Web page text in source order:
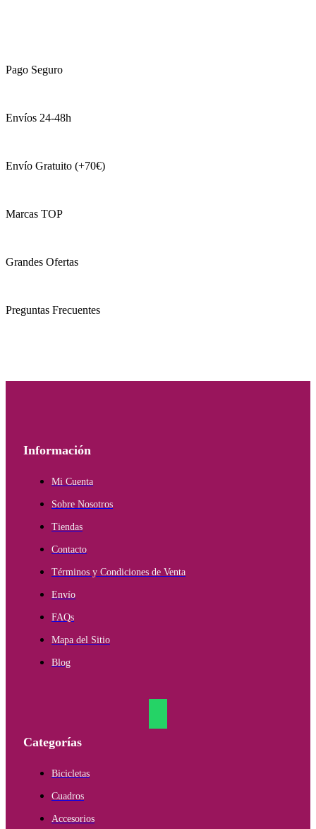
Pago Seguro
Envíos 24-48h
Envío Gratuito (+70€)
Marcas TOP
Grandes Ofertas
Preguntas Frecuentes
Información
Mi Cuenta
Sobre Nosotros
Tiendas
Contacto
Términos y Condiciones de Venta
Envío
FAQs
Mapa del Sitio
Blog
Categorías
Bicicletas
Cuadros
Accesorios